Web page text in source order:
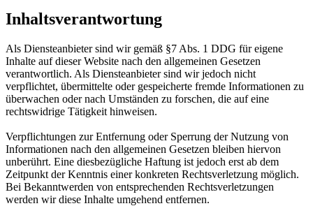
Inhaltsverantwortung
Als Diensteanbieter sind wir gemäß §7 Abs. 1 DDG für eigene
Inhalte auf dieser Website nach den allgemeinen Gesetzen
verantwortlich. Als Diensteanbieter sind wir jedoch nicht
verpflichtet, übermittelte oder gespeicherte fremde Informationen zu
überwachen oder nach Umständen zu forschen, die auf eine
rechtswidrige Tätigkeit hinweisen.
Verpflichtungen zur Entfernung oder Sperrung der Nutzung von
Informationen nach den allgemeinen Gesetzen bleiben hiervon
unberührt. Eine diesbezügliche Haftung ist jedoch erst ab dem
Zeitpunkt der Kenntnis einer konkreten Rechtsverletzung möglich.
Bei Bekanntwerden von entsprechenden Rechtsverletzungen
werden wir diese Inhalte umgehend entfernen.